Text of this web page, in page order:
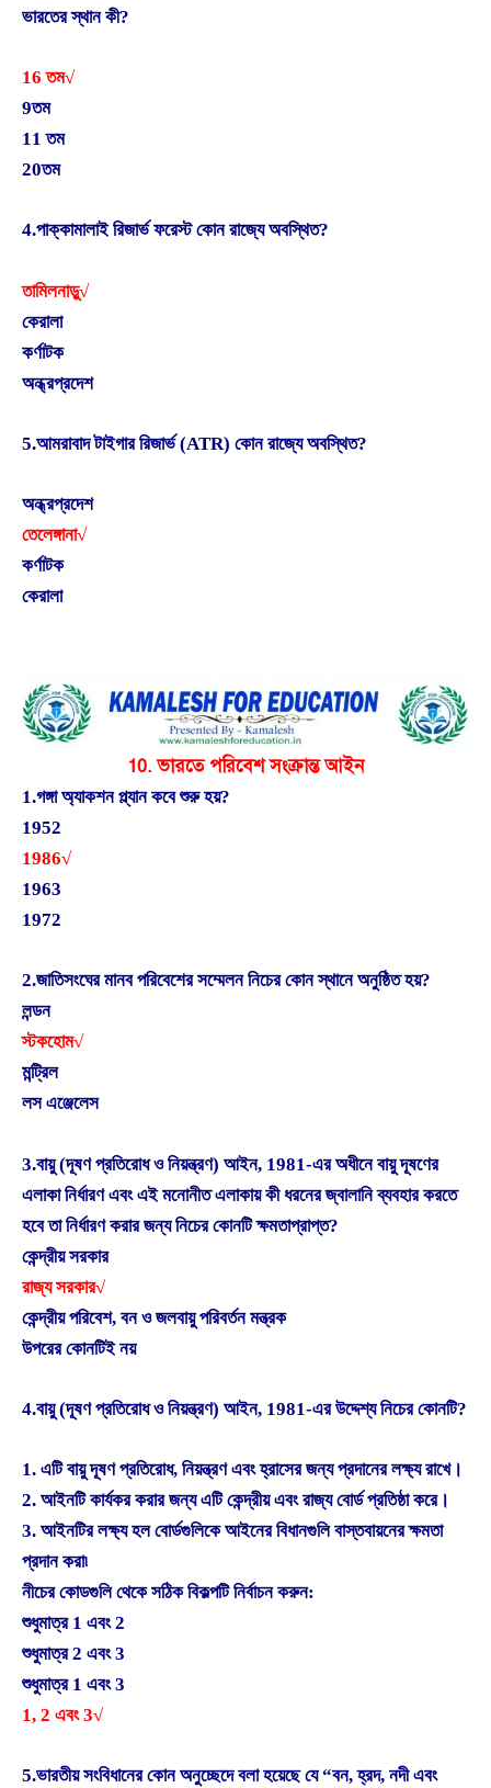
ভারতের স্থান কী?
16 তম√
9তম
11 তম
20তম
4.পাক্কামালাই রিজার্ভ ফরেস্ট কোন রাজ্যে অবস্থিত?
তামিলনাড়ু√
কেরালা
কর্ণাটক
অন্ধ্রপ্রদেশ
5.আমরাবাদ টাইগার রিজার্ভ (ATR) কোন রাজ্যে অবস্থিত?
অন্ধ্রপ্রদেশ
তেলেঙ্গানা√
কর্ণাটক
কেরালা
10. ভারতে পরিবেশ সংক্রান্ত আইন
1.গঙ্গা অ্যাকশন প্ল্যান কবে শুরু হয়?
1952
1986√
1963
1972
2.জাতিসংঘের মানব পরিবেশের সম্মেলন নিচের কোন স্থানে অনুষ্ঠিত হয়?
লন্ডন
স্টকহোম√
মন্ট্রিল
লস এঞ্জেলেস
3.বায়ু (দূষণ প্রতিরোধ ও নিয়ন্ত্রণ) আইন, 1981-এর অধীনে বায়ু দূষণের
এলাকা নির্ধারণ এবং এই মনোনীত এলাকায় কী ধরনের জ্বালানি ব্যবহার করতে
হবে তা নির্ধারণ করার জন্য নিচের কোনটি ক্ষমতাপ্রাপ্ত?
কেন্দ্রীয় সরকার
রাজ্য সরকার√
কেন্দ্রীয় পরিবেশ, বন ও জলবায়ু পরিবর্তন মন্ত্রক
উপরের কোনটিই নয়
4.বায়ু (দূষণ প্রতিরোধ ও নিয়ন্ত্রণ) আইন, 1981-এর উদ্দেশ্য নিচের কোনটি?
1. এটি বায়ু দূষণ প্রতিরোধ, নিয়ন্ত্রণ এবং হ্রাসের জন্য প্রদানের লক্ষ্য রাখে।
2. আইনটি কার্যকর করার জন্য এটি কেন্দ্রীয় এবং রাজ্য বোর্ড প্রতিষ্ঠা করে।
3. আইনটির লক্ষ্য হল বোর্ডগুলিকে আইনের বিধানগুলি বাস্তবায়নের ক্ষমতা
প্রদান করা৷
নীচের কোডগুলি থেকে সঠিক বিকল্পটি নির্বাচন করুন:
শুধুমাত্র 1 এবং 2
শুধুমাত্র 2 এবং 3
শুধুমাত্র 1 এবং 3
1, 2 এবং 3√
5.ভারতীয় সংবিধানের কোন অনুচ্ছেদে বলা হয়েছে যে “বন, হ্রদ, নদী এবং